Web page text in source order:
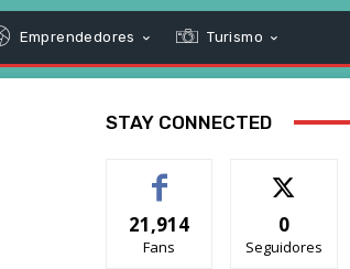
Emprendedores Turismo
STAY CONNECTED
21,914
Fans
0
Seguidores